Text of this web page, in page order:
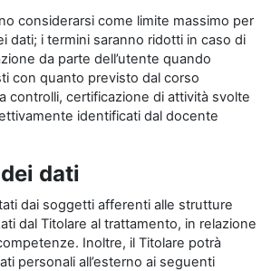
considerarsi come limite massimo per
dati; i termini saranno ridotti in caso di
da parte dell’utente quando
con quanto previsto dal corso
controlli, certificazione di attività svolte
identificati dal docente
dati
dai soggetti afferenti alle strutture
dal Titolare al trattamento, in relazione
Inoltre, il Titolare potrà
personali all’esterno ai seguenti